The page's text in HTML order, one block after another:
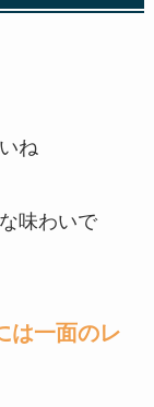
ね
味わいで
は一面のレ